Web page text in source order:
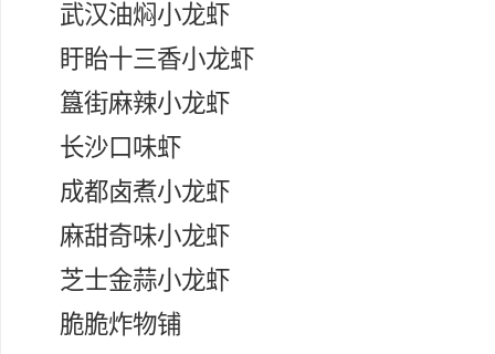
武汉油焖小龙虾
盱眙十三香小龙虾
簋街麻辣小龙虾
长沙口味虾
成都卤煮小龙虾
麻甜奇味小龙虾
芝士金蒜小龙虾
脆脆炸物铺